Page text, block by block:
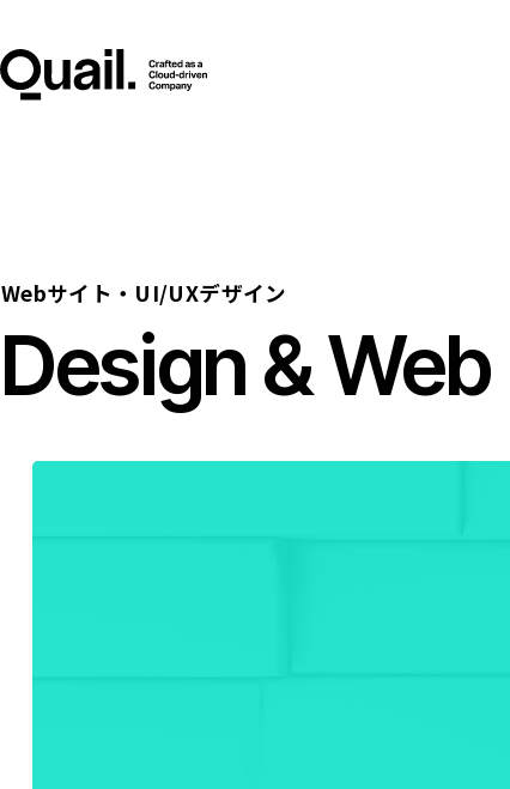
Webサイト・UI/UXデザイン
Design & Web